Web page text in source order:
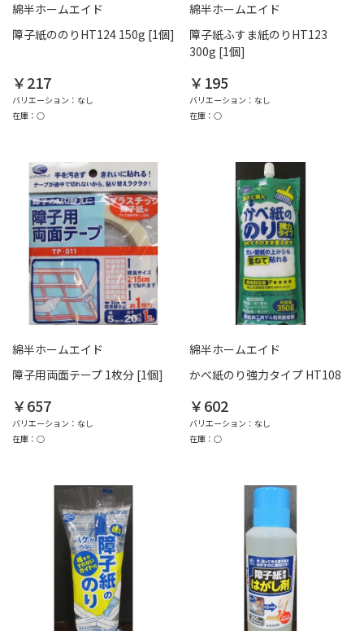
綿半ホームエイド
障子紙ののりHT124 150g [1個]
￥217
バリエーション：なし
在庫：○
綿半ホームエイド
障子紙ふすま紙のりHT123
300g [1個]
￥195
バリエーション：なし
在庫：○
綿半ホームエイド
障子用両面テープ 1枚分 [1個]
￥657
バリエーション：なし
在庫：○
綿半ホームエイド
かべ紙のり強力タイプ HT108
￥602
バリエーション：なし
在庫：○